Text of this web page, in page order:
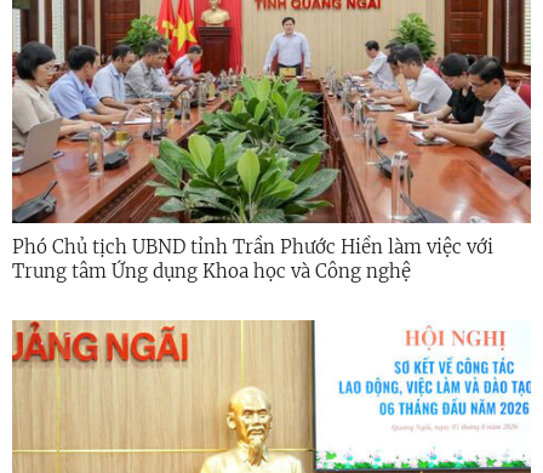
Phó Chủ tịch UBND tỉnh Trần Phước Hiền làm việc với
Trung tâm Ứng dụng Khoa học và Công nghệ